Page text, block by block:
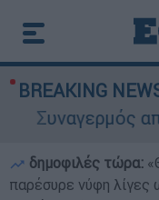
BREAKING
Συναγερμός από
δημοφιλές τώρα:
παρέσυρε νύφη λίγες